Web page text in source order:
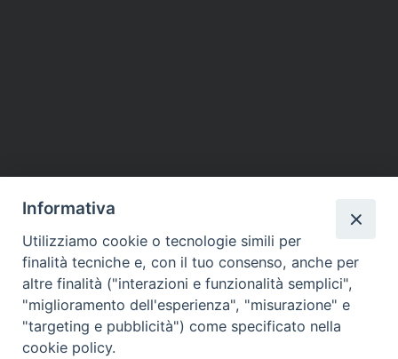
Informativa
Utilizziamo cookie o tecnologie simili per
finalità tecniche e, con il tuo consenso, anche per
altre finalità ("interazioni e funzionalità semplici",
"miglioramento dell'esperienza", "misurazione" e
"targeting e pubblicità") come specificato nella
cookie policy.